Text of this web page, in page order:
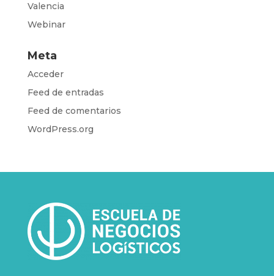
Valencia
Webinar
Meta
Acceder
Feed de entradas
Feed de comentarios
WordPress.org